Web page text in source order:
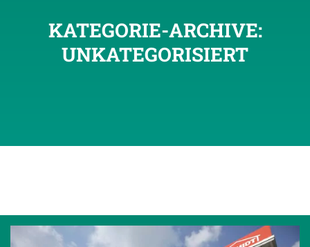
KATEGORIE-ARCHIVE:
UNKATEGORISIERT